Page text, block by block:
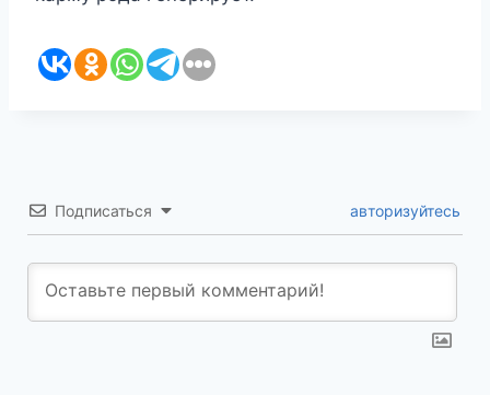
Подписаться авторизуйтесь